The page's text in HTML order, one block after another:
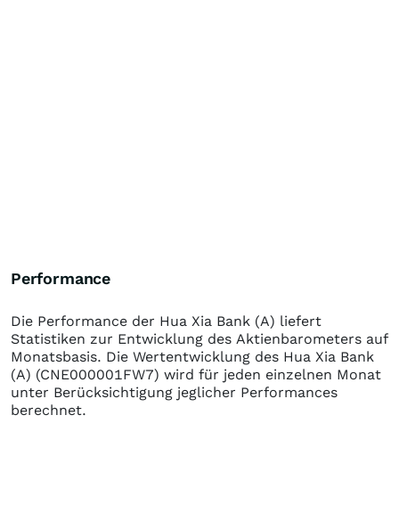
Performance
Die Performance der Hua Xia Bank (A) liefert
Statistiken zur Entwicklung des Aktienbarometers auf
Monatsbasis. Die Wertentwicklung des Hua Xia Bank
(A) (CNE000001FW7) wird für jeden einzelnen Monat
unter Berücksichtigung jeglicher Performances
berechnet.